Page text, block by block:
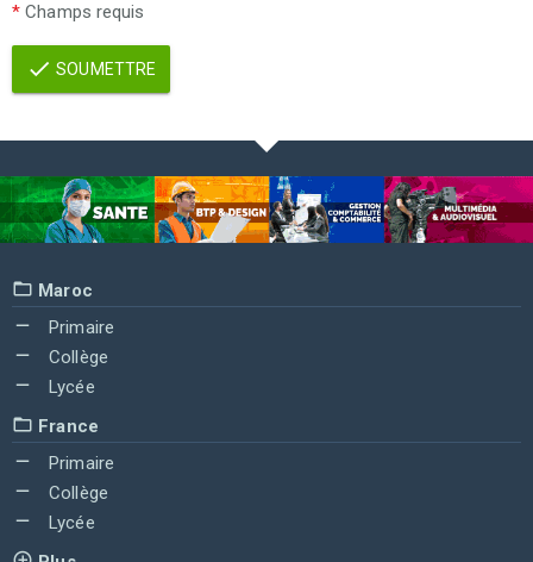
* Champs requis
SOUMETTRE
Maroc
Primaire
Collège
Lycée
France
Primaire
Collège
Lycée